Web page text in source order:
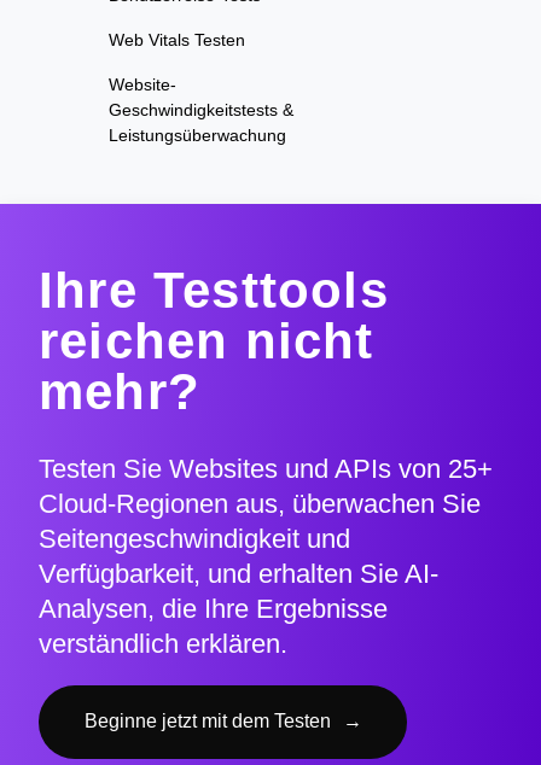
Web Vitals Testen
Website-
Geschwindigkeitstests &
Leistungsüberwachung
Ihre Testtools
reichen nicht
mehr?
Testen Sie Websites und APIs von 25+
Cloud-Regionen aus, überwachen Sie
Seitengeschwindigkeit und
Verfügbarkeit, und erhalten Sie AI-
Analysen, die Ihre Ergebnisse
verständlich erklären.
Beginne jetzt mit dem Testen →